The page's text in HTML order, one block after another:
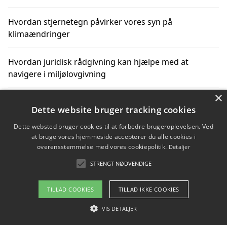
Hvordan stjernetegn påvirker vores syn på
klimaændringer
Hvordan juridisk rådgivning kan hjælpe med at
navigere i miljølovgivning
Hvordan spil og underholdning online kan inspirere til
bæredygtige valg
Køb produkter i danske webshops for at spare på
transport og nedbringe CO2-udledning
Copyright 2026 - Pilanto Aps
Om / kontakt
×
Dette website bruger tracking cookies
Dette websted bruger cookies til at forbedre brugeroplevelsen. Ved
at bruge vores hjemmeside accepterer du alle cookies i
overensstemmelse med vores cookiepolitik. Detaljer
STRENGT NØDVENDIGE
TILLAD COOKIES TILLAD IKKE COOKIES
VIS DETALJER